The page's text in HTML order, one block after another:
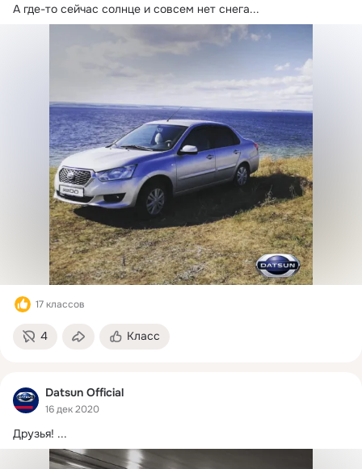
А где-то сейчас солнце и совсем нет снега...
17 классов
4 Класс
Datsun Official
16 дек 2020
Друзья! ...